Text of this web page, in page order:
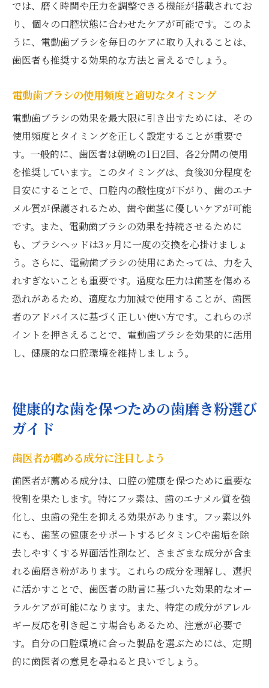
では、磨く時間や圧力を調整できる機能が搭載されてお
り、個々の口腔状態に合わせたケアが可能です。このよ
うに、電動歯ブラシを毎日のケアに取り入れることは、
歯医者も推奨する効果的な方法と言えるでしょう。
電動歯ブラシの使用頻度と適切なタイミング
電動歯ブラシの効果を最大限に引き出すためには、その
使用頻度とタイミングを正しく設定することが重要で
す。一般的に、歯医者は朝晩の1日2回、各2分間の使用
を推奨しています。このタイミングは、食後30分程度を
目安にすることで、口腔内の酸性度が下がり、歯のエナ
メル質が保護されるため、歯や歯茎に優しいケアが可能
です。また、電動歯ブラシの効果を持続させるために
も、ブラシヘッドは3ヶ月に一度の交換を心掛けましょ
う。さらに、電動歯ブラシの使用にあたっては、力を入
れすぎないことも重要です。過度な圧力は歯茎を傷める
恐れがあるため、適度な力加減で使用することが、歯医
者のアドバイスに基づく正しい使い方です。これらのポ
イントを押さえることで、電動歯ブラシを効果的に活用
し、健康的な口腔環境を維持しましょう。
健康的な歯を保つための歯磨き粉選び
ガイド
歯医者が薦める成分に注目しよう
歯医者が薦める成分は、口腔の健康を保つために重要な
役割を果たします。特にフッ素は、歯のエナメル質を強
化し、虫歯の発生を抑える効果があります。フッ素以外
にも、歯茎の健康をサポートするビタミンCや歯垢を除
去しやすくする界面活性剤など、さまざまな成分が含ま
れる歯磨き粉があります。これらの成分を理解し、選択
に活かすことで、歯医者の助言に基づいた効果的なオー
ラルケアが可能になります。また、特定の成分がアレル
ギー反応を引き起こす場合もあるため、注意が必要で
す。自分の口腔環境に合った製品を選ぶためには、定期
的に歯医者の意見を尋ねると良いでしょう。